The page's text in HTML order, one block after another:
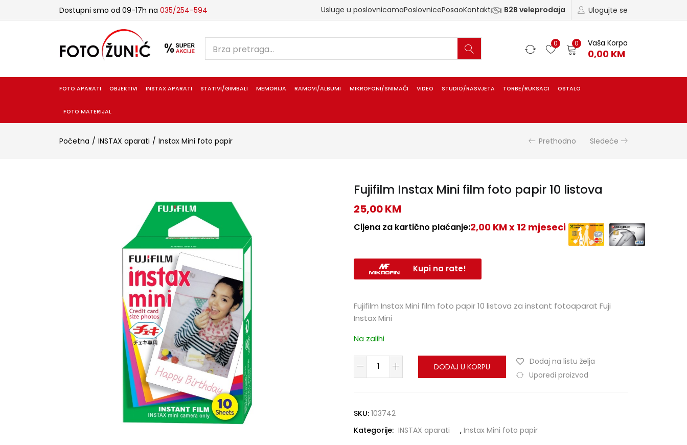
Dostupni smo od 09-17h na 035/254-594 Ulogujte se
Usluge u poslovnicamaPoslovnicePosaoKontakt B2B veleprodaja
0 0 Vaša Korpa
0,00 KM
FOTO APARATI OBJEKTIVI INSTAX APARATI STATIVI/GIMBALI MEMORIJA RAMOVI/ALBUMI MIKROFONI/SNIMAČI VIDEO STUDIO/RASVJETA TORBE/RUKSACI OSTALO
FOTO MATERIJAL
Početna INSTAX aparati Instax Mini foto papir Prethodno Sledeće
Fujifilm Instax Mini film foto papir 10 listova
25,00KM
Cijena za kartično plaćanje:2,00 KM x 12 mjeseci
Kupi na rate!
Fujifilm Instax Mini film foto papir 10 listova za instant fotoaparat Fuji
Instax Mini
Na zalihi
DODAJ U KORPU
Dodaj na listu želja
Uporedi proizvod
SKU: 103742
Kategorije: INSTAX aparati , Instax Mini foto papir